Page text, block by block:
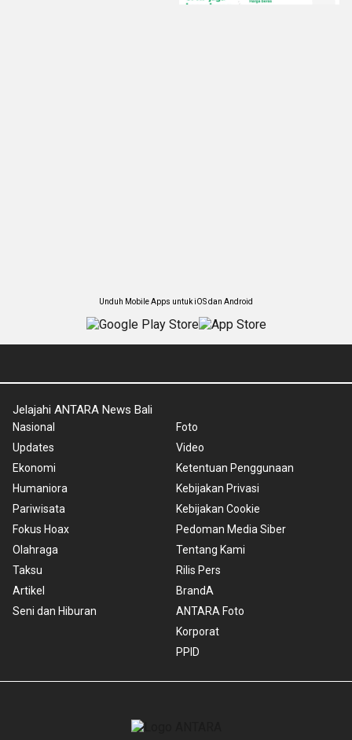
Unduh Mobile Apps untuk iOS dan Android
Jelajahi ANTARA News Bali
Nasional
Updates
Ekonomi
Humaniora
Pariwisata
Fokus Hoax
Olahraga
Taksu
Artikel
Seni dan Hiburan
Foto
Video
Ketentuan Penggunaan
Kebijakan Privasi
Kebijakan Cookie
Pedoman Media Siber
Tentang Kami
Rilis Pers
BrandA
ANTARA Foto
Korporat
PPID